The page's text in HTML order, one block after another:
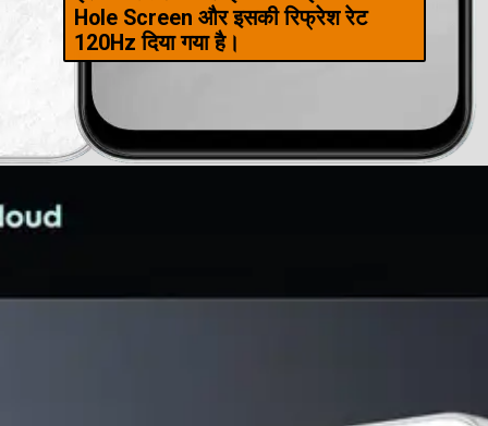
Hole Screen और इसकी रिफ्रेश रेट
120Hz दिया गया है।